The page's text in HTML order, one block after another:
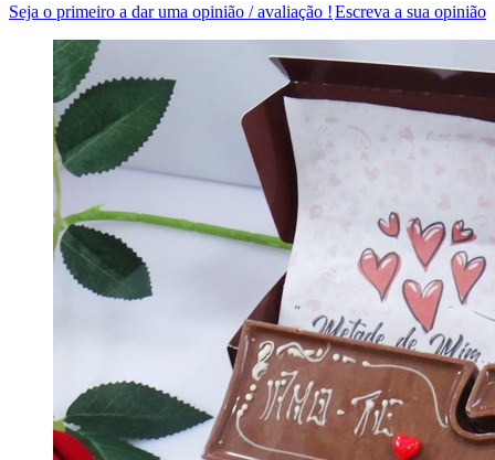
Escreva a sua opinião
Seja o primeiro a dar uma opinião / avaliação !